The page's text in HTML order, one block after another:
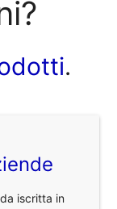
.
iscritta in